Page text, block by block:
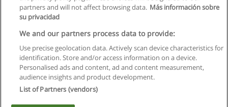
Regras de uso
Privacidade de dados
partners and will not affect browsing data. Más información sobre
su privacidad
We and our partners process data to provide:
Use precise geolocation data. Actively scan device characteristics for
identification. Store and/or access information on a device.
Personalised ads and content, ad and content measurement,
audience insights and product development.
List of Partners (vendors)